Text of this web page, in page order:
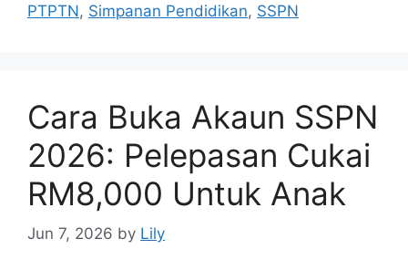
PTPTN, Simpanan Pendidikan, SSPN
Cara Buka Akaun SSPN
2026: Pelepasan Cukai
RM8,000 Untuk Anak
Jun 7, 2026 by Lily